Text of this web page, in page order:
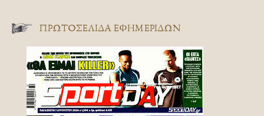
ΠΡΩΤΟΣΈΛΙΔΑ ΕΦΗΜΕΡΊΔΩΝ